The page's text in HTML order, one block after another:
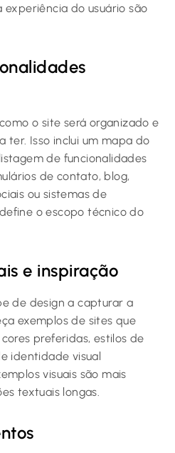
experiência do usuário são
o site será organizado e
ter. Isso inclui um mapa do
de funcionalidades
de contato, blog,
ou sistemas de
o escopo técnico do
e inspiração
de design a capturar a
exemplos de sites que
preferidas, estilos de
identidade visual
visuais são mais
textuais longas.